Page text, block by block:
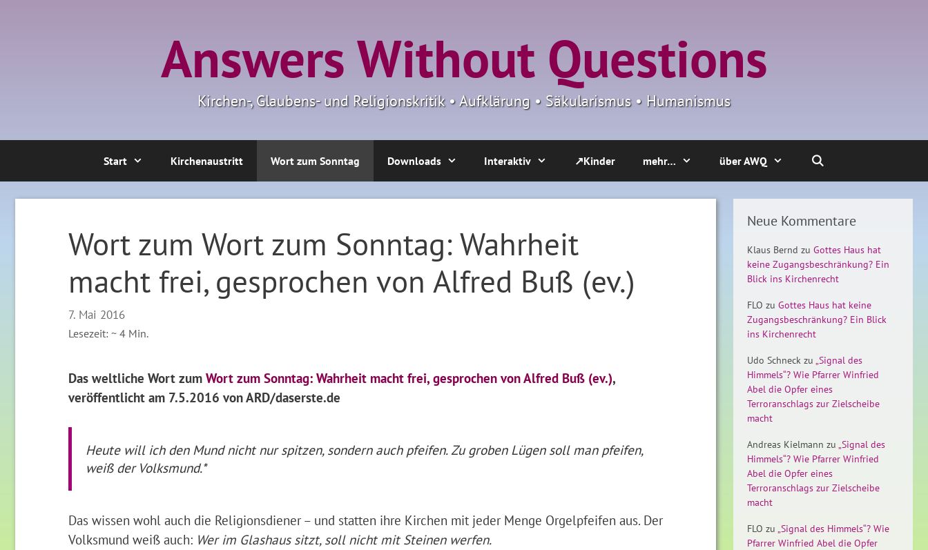
Answers Without Questions
Kirchen-, Glaubens- und Religionskritik • Aufklärung • Säkularismus • Humanismus
Start Kirchenaustritt Wort zum Sonntag Downloads Interaktiv ↗Kinder mehr… über AWQ
Wort zum Wort zum Sonntag: Wahrheit
macht frei, gesprochen von Alfred Buß (ev.)
7. Mai 2016
Lesezeit: ~4 Min.
Das weltliche Wort zum Wort zum Sonntag: Wahrheit macht frei, gesprochen von Alfred Buß (ev.),
veröffentlicht am 7.5.2016 von ARD/daserste.de
Heute will ich den Mund nicht nur spitzen, sondern auch pfeifen. Zu groben Lügen soll man pfeifen,
weiß der Volksmund.*
Das wissen wohl auch die Religionsdiener – und statten ihre Kirchen mit jeder Menge Orgelpfeifen aus. Der
Volksmund weiß auch: Wer im Glashaus sitzt, soll nicht mit Steinen werfen.
Neue Kommentare
Klaus Bernd zu Gottes Haus hat
keine Zugangsbeschränkung? Ein
Blick ins Kirchenrecht
FLO zu Gottes Haus hat keine
Zugangsbeschränkung? Ein Blick
ins Kirchenrecht
Udo Schneck zu „Signal des
Himmels“? Wie Pfarrer Winfried
Abel die Opfer eines
Terroranschlags zur Zielscheibe
macht
Andreas Kielmann zu „Signal des
Himmels“? Wie Pfarrer Winfried
Abel die Opfer eines
Terroranschlags zur Zielscheibe
macht
FLO zu „Signal des Himmels“? Wie
Pfarrer Winfried Abel die Opfer